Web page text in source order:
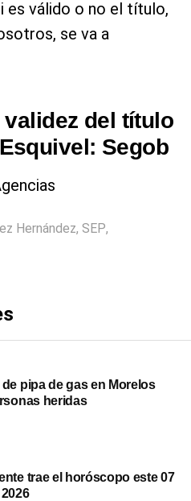
es válido o no el título,
se va a
validez del título
Segob
Hernández, SEP,
pipa de gas en Morelos
heridas
trae el horóscopo este 07